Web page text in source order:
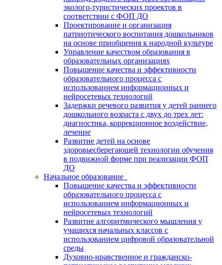
эколого-туристических проектов в
соответствии с ФОП ДО
Проектирование и организация
патриотического воспитания дошкольников
на основе приобщения к народной культуре
Управление качеством образования в
образовательных организациях
Повышение качества и эффективности
образовательного процесса с
использованием информационных и
нейросетевых технологий
Задержки речевого развития у детей раннего
дошкольного возраста с двух до трех лет:
диагностика, коррекционное воздействие,
лечение
Развитие детей на основе
здоровьесберегающей технологии обучения
в подвижной форме при реализации ФОП
ДО
Начальное образование
Повышение качества и эффективности
образовательного процесса с
использованием информационных и
нейросетевых технологий
Развитие алгоритмического мышления у
учащихся начальных классов с
использованием цифровой образовательной
среды
Духовно-нравственное и гражданско-